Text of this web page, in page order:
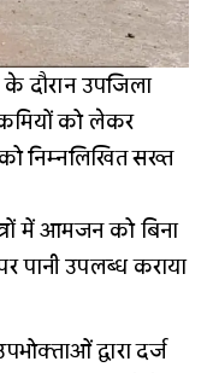
के दौरान उपजिला
को लेकर
निम्नलिखित सख्त
में आमजन को बिना
पानी उपलब्ध कराया
द्वारा दर्ज